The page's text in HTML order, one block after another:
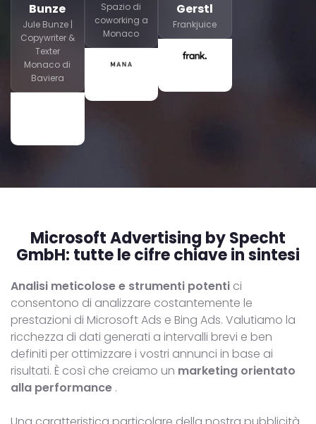
Bunze
Jule Bunze |
Copywriter &
Texter
Monaco di
Baviera
Spazio di
coworking a
Monaco
Gerstl
Frankjuice
Microsoft Advertising by Specht
GmbH: tutte le cifre chiave in sintesi
Analisi meticolosee strumenti potenti ci
consentono di analizzare costantemente le
prestazioni di Microsoft Ads e Bing Ads. Valutiamo la
ricchezza di dati generati a intervalli brevi e ben
definiti per ottimizzare i vostri annunci in base ai
risultati. È così che creiamo un marketing orientato
alla performance .